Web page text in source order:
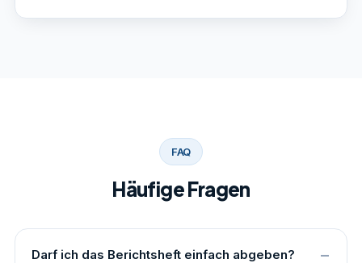
FAQ
Häufige Fragen
Darf ich das Berichtsheft einfach abgeben?